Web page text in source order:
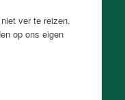
ver te reizen.
op ons eigen